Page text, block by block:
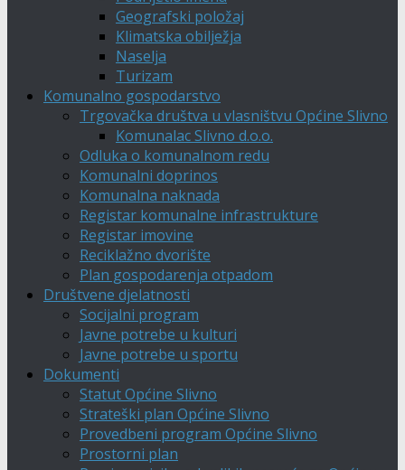
Geografski položaj
Klimatska obilježja
Naselja
Turizam
Komunalno gospodarstvo
Trgovačka društva u vlasništvu Općine Slivno
Komunalac Slivno d.o.o.
Odluka o komunalnom redu
Komunalni doprinos
Komunalna naknada
Registar komunalne infrastrukture
Registar imovine
Reciklažno dvorište
Plan gospodarenja otpadom
Društvene djelatnosti
Socijalni program
Javne potrebe u kulturi
Javne potrebe u sportu
Dokumenti
Statut Općine Slivno
Strateški plan Općine Slivno
Provedbeni program Općine Slivno
Prostorni plan